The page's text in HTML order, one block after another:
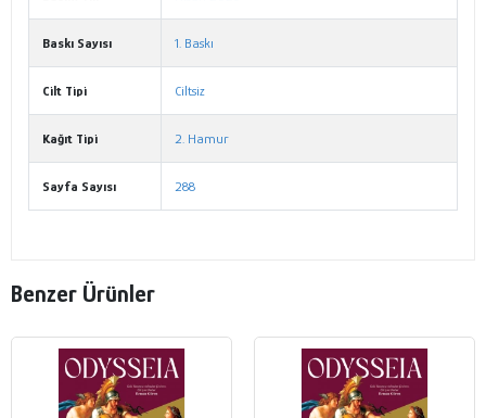
Baskı Sayısı 1. Baskı
Cilt Tipi Ciltsiz
Kağıt Tipi 2. Hamur
Sayfa Sayısı 288
Benzer Ürünler